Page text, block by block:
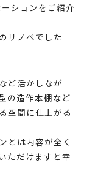
ションをご紹介
リノベでした
ど活かしなが
の造作本棚など
空間に仕上がる
とは内容が全く
ただけますと幸